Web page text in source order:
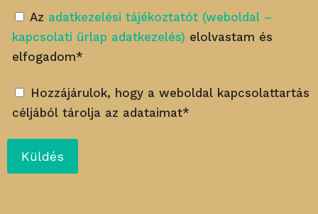
Az adatkezelési tájékoztatót (weboldal –
kapcsolati űrlap adatkezelés) elolvastam és
elfogadom*
Hozzájárulok, hogy a weboldal kapcsolattartás
céljából tárolja az adataimat*